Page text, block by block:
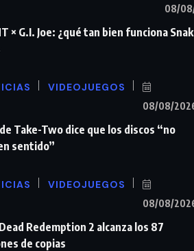
08/
× G.I. Joe: ¿qué tan bien funciona
VIDEOJUEGOS
08/08/
de Take-Two dice que los discos “no
sentido”
VIDEOJUEGOS
08/08/
Redemption 2 alcanza los 87
de copias